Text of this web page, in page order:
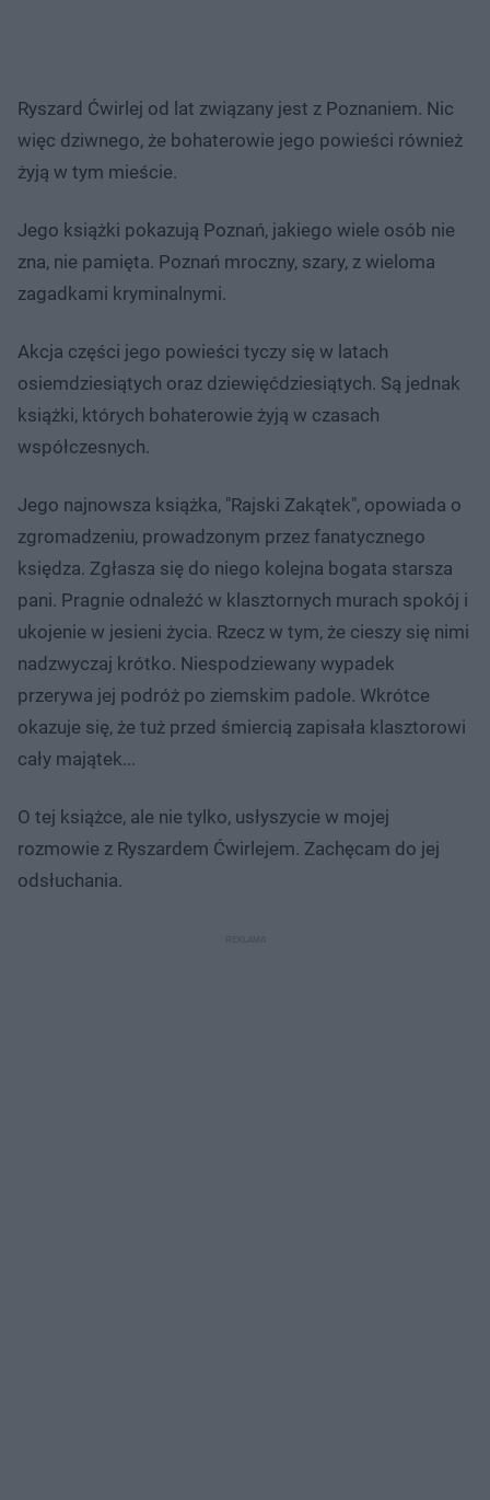
Ryszard Ćwirlej od lat związany jest z Poznaniem. Nic
więc dziwnego, że bohaterowie jego powieści również
żyją w tym mieście.
Jego książki pokazują Poznań, jakiego wiele osób nie
zna, nie pamięta. Poznań mroczny, szary, z wieloma
zagadkami kryminalnymi.
Akcja części jego powieści tyczy się w latach
osiemdziesiątych oraz dziewięćdziesiątych. Są jednak
książki, których bohaterowie żyją w czasach
współczesnych.
Jego najnowsza książka, "Rajski Zakątek", opowiada o
zgromadzeniu, prowadzonym przez fanatycznego
księdza. Zgłasza się do niego kolejna bogata starsza
pani. Pragnie odnaleźć w klasztornych murach spokój i
ukojenie w jesieni życia. Rzecz w tym, że cieszy się nimi
nadzwyczaj krótko. Niespodziewany wypadek
przerywa jej podróż po ziemskim padole. Wkrótce
okazuje się, że tuż przed śmiercią zapisała klasztorowi
cały majątek...
O tej książce, ale nie tylko, usłyszycie w mojej
rozmowie z Ryszardem Ćwirlejem. Zachęcam do jej
odsłuchania.